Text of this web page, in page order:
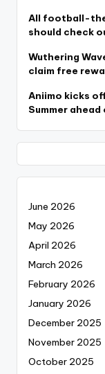
All football-
should check
Wuthering
claim free
Aniimo kicks
Summer
June 2026
May 2026
April 2026
March 2026
February 2026
January 2026
December 2025
November 2025
October 2025